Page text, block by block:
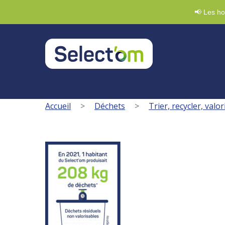
📢 Les
Nous
Accueil > Déchets > Trier, recycler,